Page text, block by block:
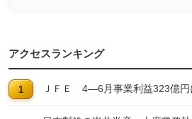
アクセスランキング
ＪＦＥ 4―6月事業利益323億